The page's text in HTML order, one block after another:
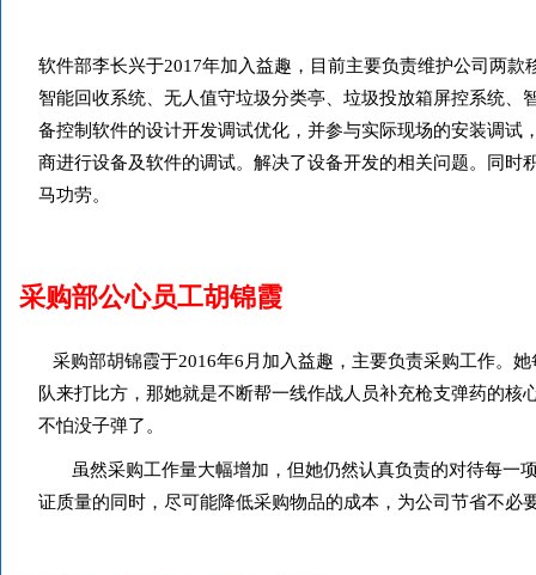
软件部李长兴于2017年加入益趣，目前主要负责维护公司两
智能回收系统、无人值守垃圾分类亭、垃圾投放箱屏控系统
备控制软件的设计开发调试优化，并参与实际现场的安装调
商进行设备及软件的调试。解决了设备开发的相关问题。同
马功劳。
采购部公心员工胡锦霞
采购部胡锦霞于2016年6月加入益趣，主要负责采购工作。
队来打比方，那她就是不断帮一线作战人员补充枪支弹药的
不怕没子弹了。
虽然采购工作量大幅增加，但她仍然认真负责的对待每一
证质量的同时，尽可能降低采购物品的成本，为公司节省不必